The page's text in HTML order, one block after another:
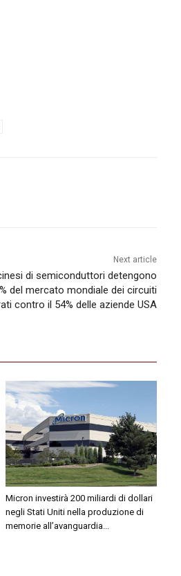
Next article
di semiconduttori detengono
del mercato mondiale dei circuiti
contro il 54% delle aziende USA
Micron investirà 200 miliardi di dollari
negli Stati Uniti nella produzione di
memorie all’avanguardia...